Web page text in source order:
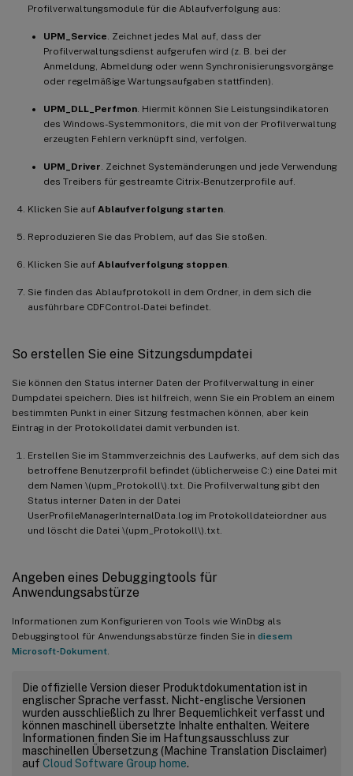
Profilverwaltungsmodule für die Ablaufverfolgung aus:
UPM_Service . Zeichnet jedes Mal auf, dass der
Profilverwaltungsdienst aufgerufen wird (z. B. bei der
Anmeldung, Abmeldung oder wenn Synchronisierungsvorgänge
oder regelmäßige Wartungsaufgaben stattfinden).
UPM_DLL_Perfmon . Hiermit können Sie Leistungsindikatoren
des Windows-Systemmonitors, die mit von der Profilverwaltung
erzeugten Fehlern verknüpft sind, verfolgen.
UPM_Driver . Zeichnet Systemänderungen und jede Verwendung
des Treibers für gestreamte Citrix-Benutzerprofile auf.
Klicken Sie auf Ablaufverfolgung starten
Reproduzieren Sie das Problem, auf das Sie stoßen.
Klicken Sie auf Ablaufverfolgung stoppen
Sie finden das Ablaufprotokoll in dem Ordner, in dem sich die
ausführbare CDFControl-Datei befindet.
So erstellen Sie eine Sitzungsdumpdatei
Sie können den Status interner Daten der Profilverwaltung in einer
Dumpdatei speichern. Dies ist hilfreich, wenn Sie ein Problem an einem
bestimmten Punkt in einer Sitzung festmachen können, aber kein
Eintrag in der Protokolldatei damit verbunden ist.
Erstellen Sie im Stammverzeichnis des Laufwerks, auf dem sich das
betroffene Benutzerprofil befindet (üblicherweise C:) eine Datei mit
dem Namen \(upm_Protokoll\).txt. Die Profilverwaltung gibt den
Status interner Daten in der Datei
UserProfileManagerInternalData.log im Protokolldateiordner aus
und löscht die Datei \(upm_Protokoll\).txt.
Angeben eines Debuggingtools für
Anwendungsabstürze
Informationen zum Konfigurieren von Tools wie WinDbg als
Debuggingtool für Anwendungsabstürze finden Sie in diesem
Microsoft-Dokument
Die offizielle Version dieser Produktdokumentation ist in
englischer Sprache verfasst. Nicht-englische Versionen
wurden ausschließlich zu Ihrer Bequemlichkeit verfasst und
können maschinell übersetzte Inhalte enthalten. Weitere
Informationen finden Sie im Haftungsausschluss zur
maschinellen Übersetzung (Machine Translation Disclaimer)
auf Cloud Software Group home.